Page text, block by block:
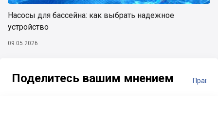
Насосы для бассейна: как выбрать надежное
устройство
09.05.2026
Поделитесь вашим мнением